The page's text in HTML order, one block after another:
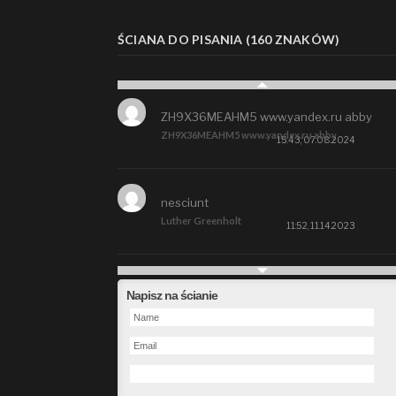
ŚCIANA DO PISANIA (160 ZNAKÓW)
ZH9X36MEAHM5 www.yandex.ru abby
ZH9X36MEAHM5 www.yandex.ru abby
15:43, 07.08.2024
Luther Greenholt
nesciunt
11:52, 11.14.2023
Future
Napisz na ścianie